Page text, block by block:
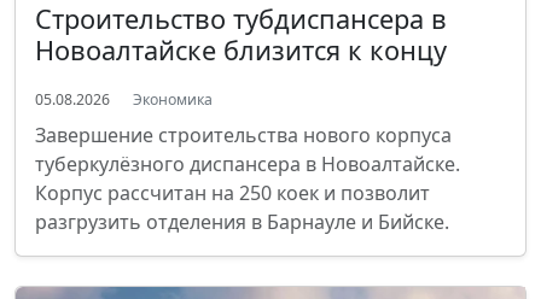
Строительство тубдиспансера в
Новоалтайске близится к концу
05.08.2026 Экономика
Завершение строительства нового корпуса
туберкулёзного диспансера в Новоалтайске.
Корпус рассчитан на 250 коек и позволит
разгрузить отделения в Барнауле и Бийске.